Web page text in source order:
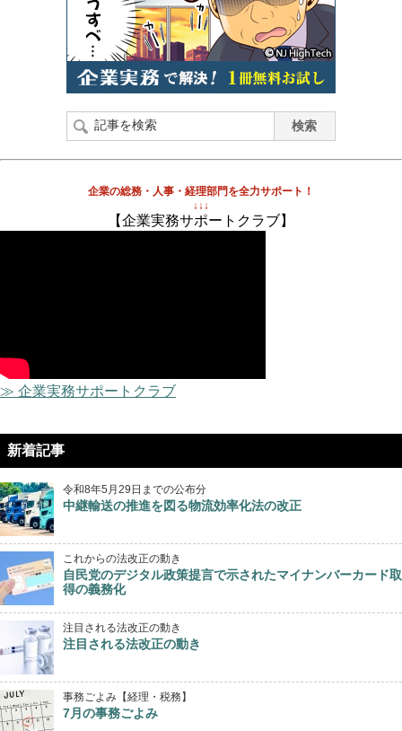
企業の総務・人事・経理部門を全力サポート！
↓↓↓
【企業実務サポートクラブ】
≫ 企業実務サポートクラブ
新着記事
令和8年5月29日までの公布分
中継輸送の推進を図る物流効率化法の改正
これからの法改正の動き
自民党のデジタル政策提言で示されたマイナンバーカード取
得の義務化
注目される法改正の動き
注目される法改正の動き
事務ごよみ【経理・税務】
7月の事務ごよみ